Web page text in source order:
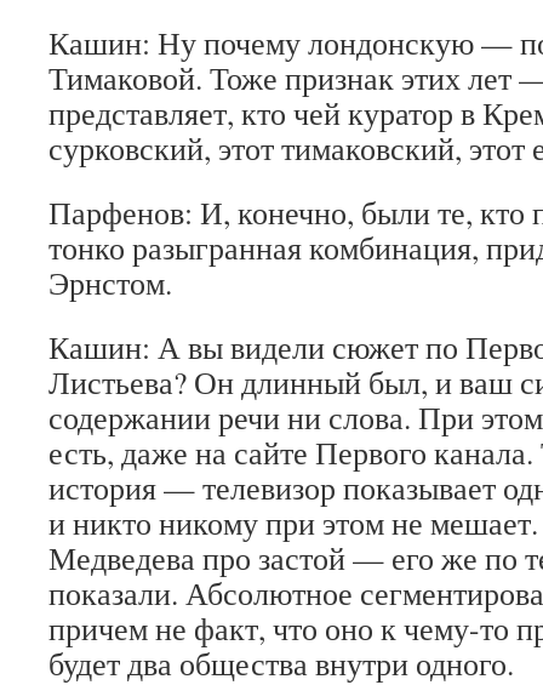
Кашин: Ну почему лондонскую —
Тимаковой. Тоже признак этих лет
представляет, кто чей куратор в
сурковский, этот тимаковский,
Парфенов: И, конечно, были те, кто
тонко разыгранная комбинация,
Эрнстом.
Кашин: А вы видели сюжет по
Листьева? Он длинный был, и ваш
содержании речи ни слова. При
есть, даже на сайте Первого
история — телевизор показывает
и никто никому при этом не
Медведева про застой — его же по
показали. Абсолютное
причем не факт, что оно к чему-то
будет два общества внутри одного.